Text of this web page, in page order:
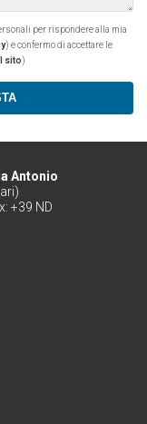
per rispondere alla mia
) e confermo di accettare le
sito)
Antonio
+39 ND